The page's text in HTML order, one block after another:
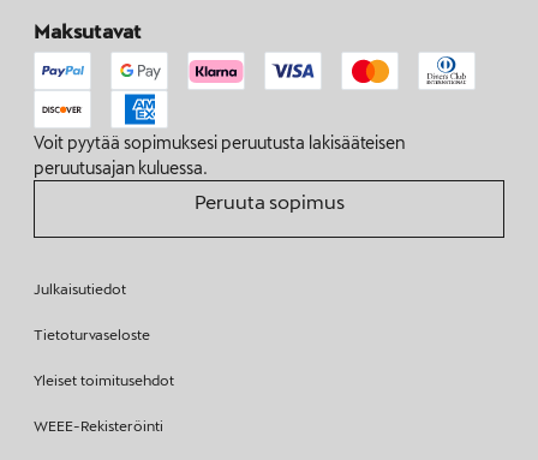
Maksutavat
Voit pyytää sopimuksesi peruutusta lakisääteisen
peruutusajan kuluessa.
Peruuta sopimus
Julkaisutiedot
Tietoturvaseloste
Yleiset toimitusehdot
WEEE-Rekisteröinti